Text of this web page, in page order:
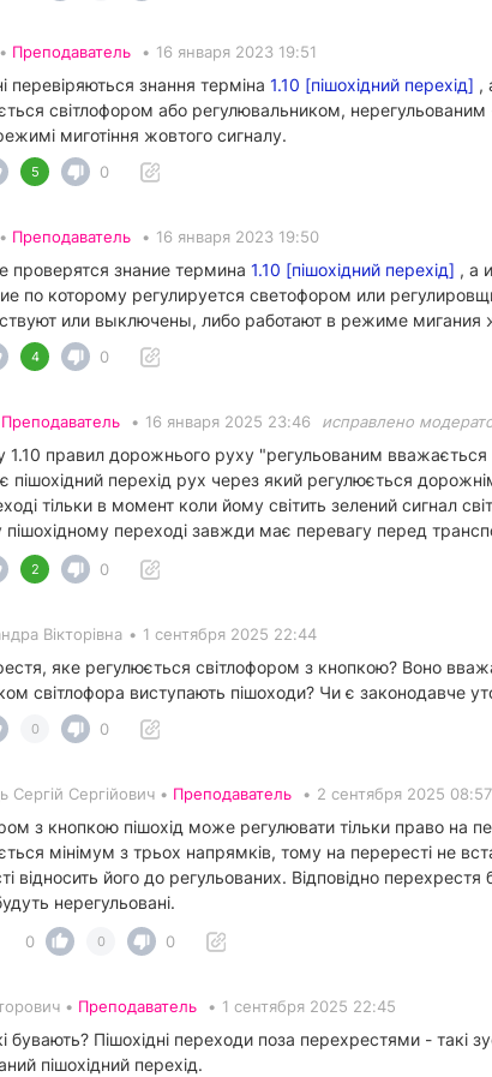
Преподаватель • 16 января 2023 19:51
перевіряються знання терміна 1.10 [пішохідний перехід] ,
світлофором або регулювальником, нерегульованим
миготіння жовтого сигналу.
5 0
Преподаватель • 16 января 2023 19:50
проверятся знание термина 1.10 [пішохідний перехід] , а
по которому регулируется светофором или
или выключены, либо работают в режиме мигания
4 0
Преподаватель • 16 января 2025 23:46 исправлено
1.10 правил дорожнього руху "регульованим
пішохідний перехід рух через який регулюється
тільки в момент коли йому світить зелений сигнал
пішохідному переході завжди має перевагу перед
2 0
Вікторівна • 1 сентября 2025 22:44
яке регулюється світлофором з кнопкою? Воно
світлофора виступають пішоходи? Чи є законодавче
0 0
Сергій Сергійович • Преподаватель • 2 сентября 2025 08:57
з кнопкою пішохід може регулювати тільки право на
мінімум з трьох напрямків, тому на перересті не
відносить його до регульованих. Відповідно
нерегульовані.
0 0 0
• Преподаватель • 1 сентября 2025 22:45
бувають? Пішохідні переходи поза перехрестями - такі
пішохідний перехід.